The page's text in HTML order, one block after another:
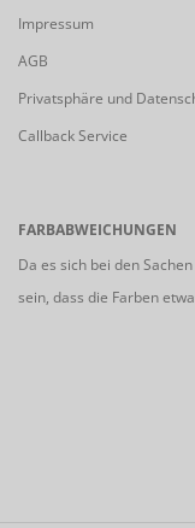
Impressum
AGB
Privatsphäre und
Callback Service
FARBABWEICHUNGEN
Da es sich bei den
sein, dass die Farben